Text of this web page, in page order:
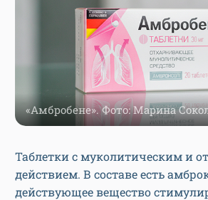
«Амбробене». Фото: Марина
Таблетки с муколитическим и
действием. В составе есть
действующее вещество